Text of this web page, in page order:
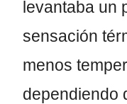
levantaba un
sensación
menos
dependiendo